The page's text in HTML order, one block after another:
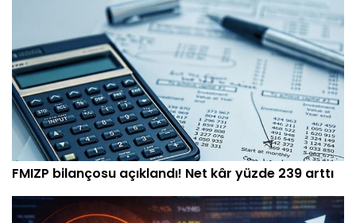
FMIZP bilançosu açıklandı! Net kâr yüzde 239 arttı